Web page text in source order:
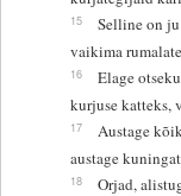
15
Selline on ju
vaikima
16
Elage
kurjuse katteks,
17
Austage
austage
18
Orjad,